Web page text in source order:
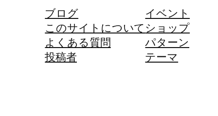
ブログ
このサイトについて
よくある質問
投稿者
イベント
ショップ
パターン
テーマ